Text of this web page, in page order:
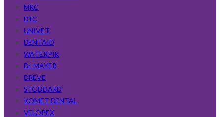
MRC
DTC
UNIVET
DENTAID
WATERPIK
Dr. MAYER
DREVE
STODDARD
KOMET DENTAL
VELOPEX